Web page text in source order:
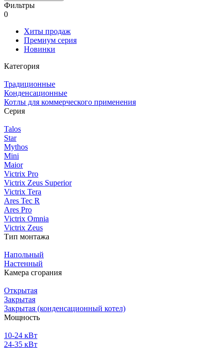
Фильтры
0
Хиты продаж
Премиум серия
Новинки
Категория
Традиционные
Конденсационные
Котлы для коммерческого применения
Серия
Talos
Star
Mythos
Mini
Maior
Victrix Pro
Victrix Zeus Superior
Victrix Tera
Ares Tec R
Ares Pro
Victrix Omnia
Victrix Zeus
Тип монтажа
Напольный
Настенный
Камера сгорания
Открытая
Закрытая
Закрытая (конденсационный котел)
Мощность
10-24 кВт
24-35 кВт